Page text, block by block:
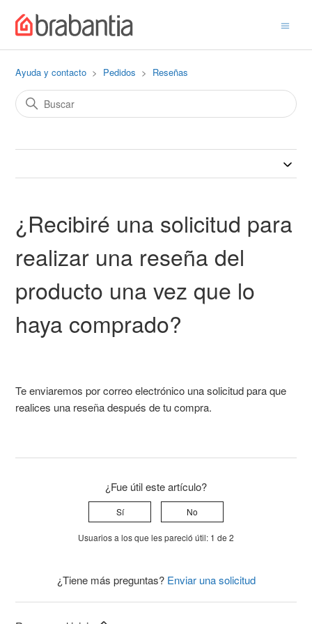
Ayuda y contacto Pedidos Reseñas
¿Recibiré una solicitud para
realizar una reseña del
producto una vez que lo
haya comprado?
Te enviaremos por correo electrónico una solicitud para que
realices una reseña después de tu compra.
¿Fue útil este artículo?
Sí No
Usuarios a los que les pareció útil: 1 de 2
¿Tiene más preguntas? Enviar una solicitud